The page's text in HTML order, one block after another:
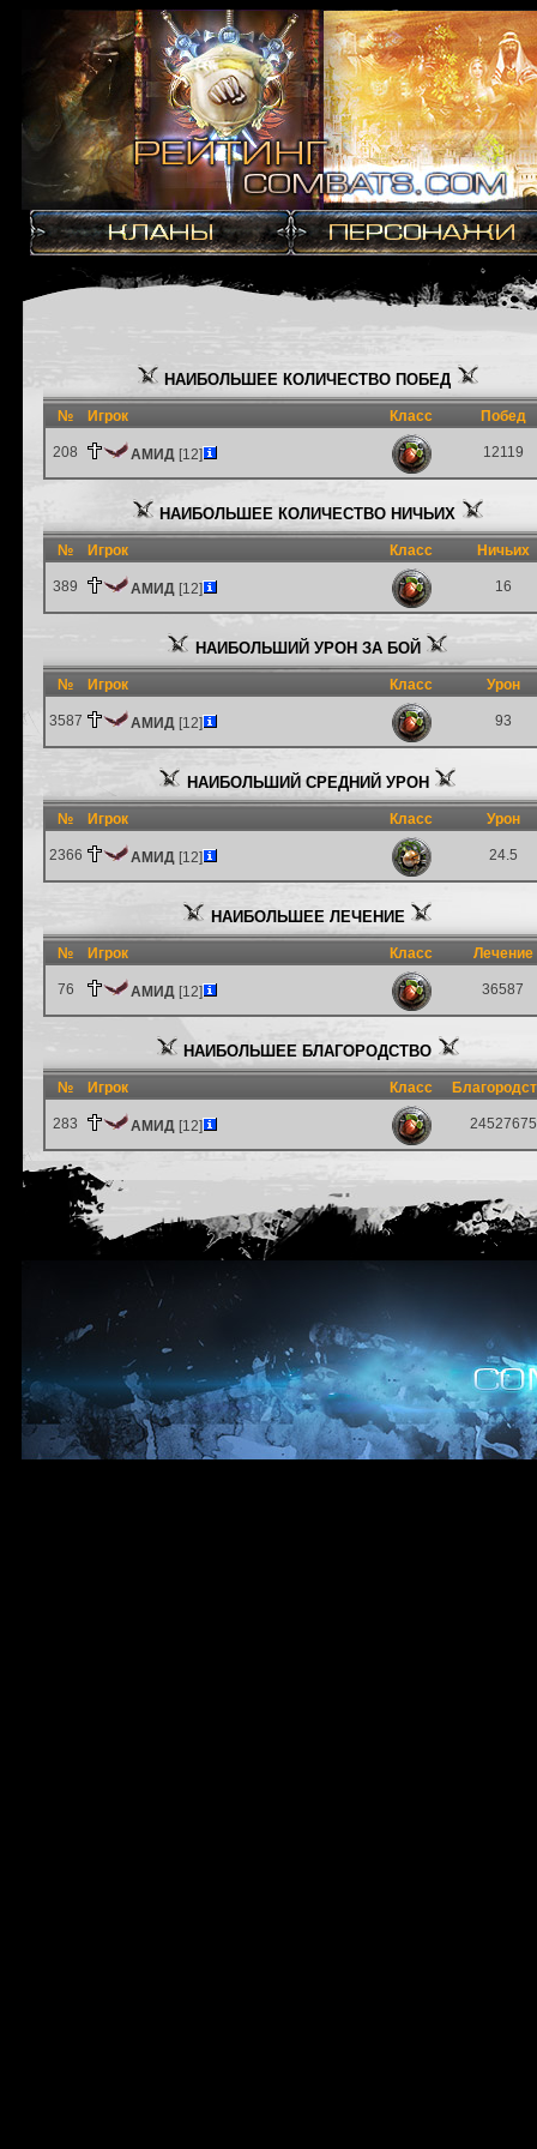
НАИБОЛЬШЕЕ КОЛИЧЕСТВО ПОБЕД
№ Игрок Класс Побед
208 АМИД [12] 12119
НАИБОЛЬШЕЕ КОЛИЧЕСТВО НИЧЬИХ
№ Игрок Класс Ничьих
389 АМИД [12] 16
НАИБОЛЬШИЙ УРОН ЗА БОЙ
№ Игрок Класс Урон
3587 АМИД [12] 93
НАИБОЛЬШИЙ СРЕДНИЙ УРОН
№ Игрок Класс Урон
2366 АМИД [12] 24.5
НАИБОЛЬШЕЕ ЛЕЧЕНИЕ
№ Игрок Класс Лечение
76 АМИД [12] 36587
НАИБОЛЬШЕЕ БЛАГОРОДСТВО
№ Игрок Класс
283 АМИД [12] 24527675